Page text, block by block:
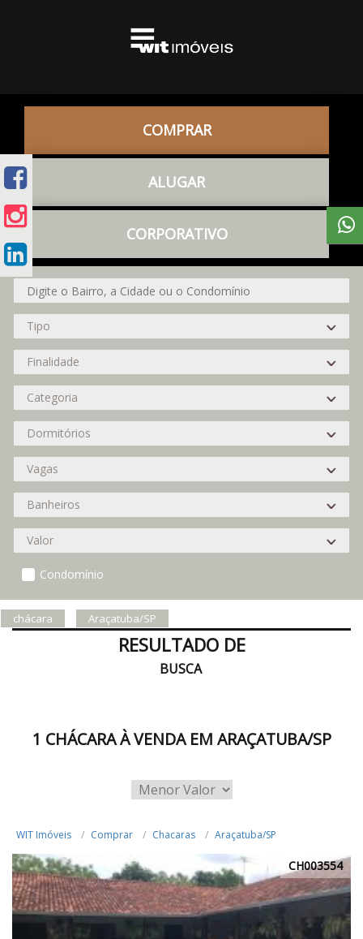
COMPRAR
ALUGAR
CORPORATIVO
Condomínio
chácara Araçatuba/SP
RESULTADO DE
BUSCA
1 CHÁCARA À VENDA EM ARAÇATUBA/SP
WIT Imóveis Comprar Chacaras Araçatuba/SP
CH003554